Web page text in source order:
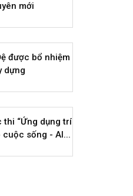
mới
được bổ nhiệm
dựng
thi “Ứng dụng trí
cuộc sống - AI...